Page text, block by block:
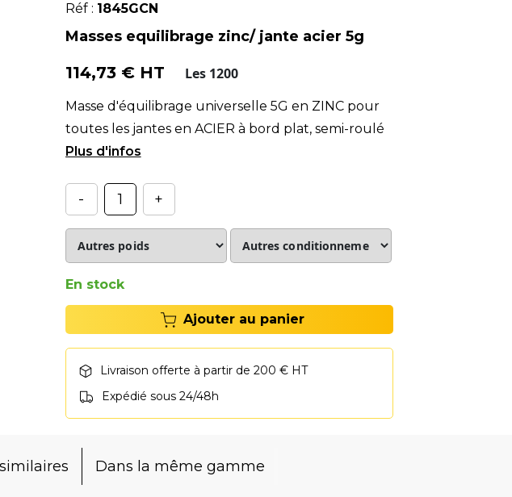
Réf : 1845GCN
Masses equilibrage zinc/ jante acier 5g
114,73 € HT Les 1200
Masse d'équilibrage universelle 5G en ZINC pour
toutes les jantes en ACIER à bord plat, semi-roulé
ou roulé !
- +
En stock
Ajouter au panier
Livraison offerte à partir de 200 € HT
Expédié sous 24/48h
Dans la même gamme